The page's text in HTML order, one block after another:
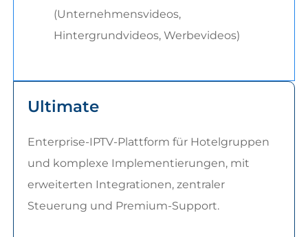
(Unternehmensvideos,
Hintergrundvideos, Werbevideos)
Ultimate
Enterprise-IPTV-Plattform für Hotelgruppen
und komplexe Implementierungen, mit
erweiterten Integrationen, zentraler
Steuerung und Premium-Support.